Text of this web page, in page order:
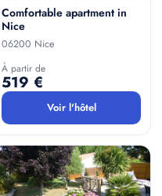
Comfortable apartment in
Nice
06200 Nice
À partir de
519 €
Voir l'hôtel